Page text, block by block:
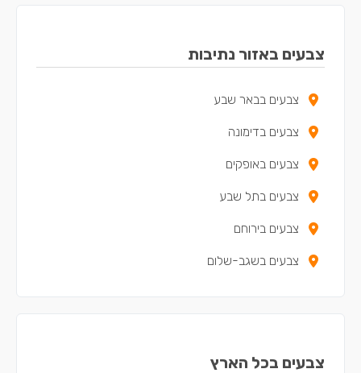
צבעים באזור נתיבות
צבעים בבאר שבע
צבעים בדימונה
צבעים באופקים
צבעים בתל שבע
צבעים בירוחם
צבעים בשגב-שלום
צבעים בכל הארץ